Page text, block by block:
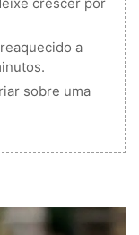
a
sobre uma